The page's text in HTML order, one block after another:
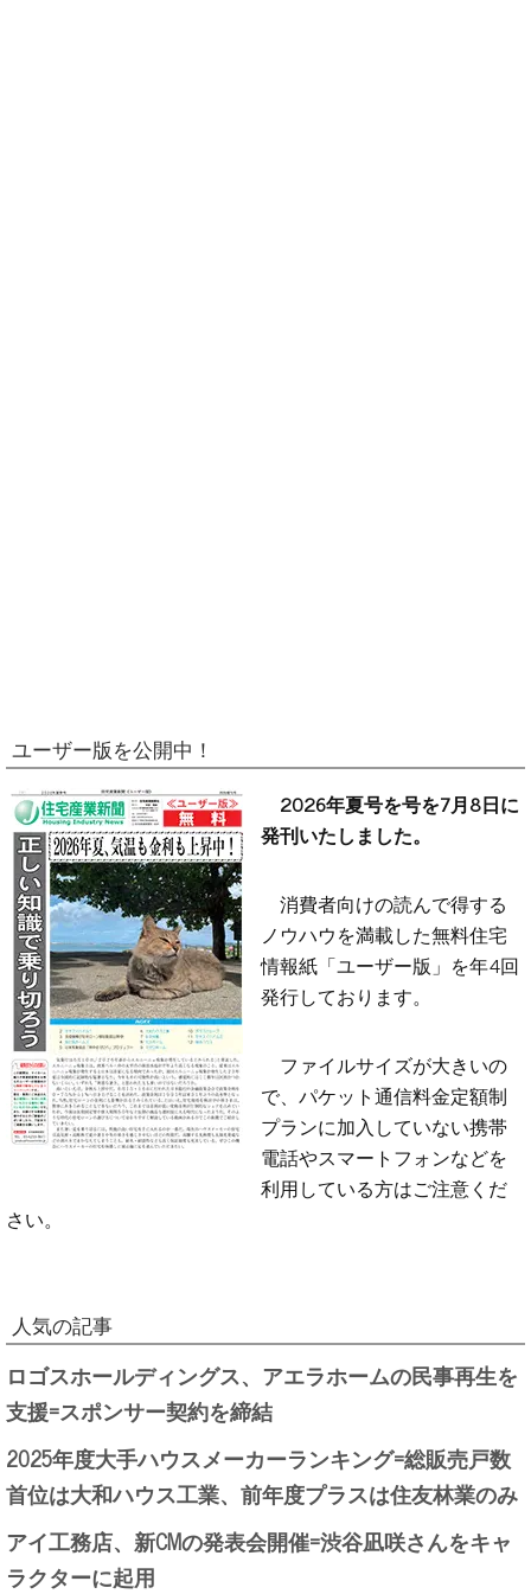
ユーザー版を公開中！
2026年夏号を号を7月8日に
発刊いたしました。
消費者向けの読んで得する
ノウハウを満載した無料住宅
情報紙「ユーザー版」を年4回
発行しております。
ファイルサイズが大きいの
で、パケット通信料金定額制
プランに加入していない携帯
電話やスマートフォンなどを
利用している方はご注意くだ
さい。
人気の記事
ロゴスホールディングス、アエラホームの民事再生を
支援=スポンサー契約を締結
2025年度大手ハウスメーカーランキング=総販売戸数
首位は大和ハウス工業、前年度プラスは住友林業のみ
アイ工務店、新CMの発表会開催=渋谷凪咲さんをキャ
ラクターに起用